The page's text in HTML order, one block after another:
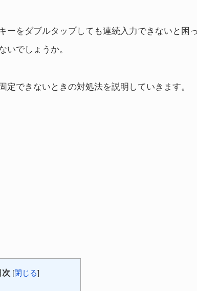
ーをダブルタップしても連続入力できないと困
いでしょうか。
定できないときの対処法を説明していきます。
次 [閉じる]